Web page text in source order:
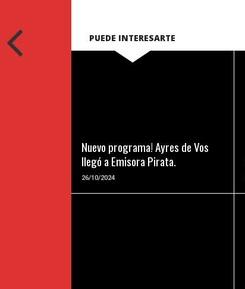
PUEDE INTERESARTE
Nuevo programa! Ayres de Vos
llegó a Emisora Pirata.
26/10/2024